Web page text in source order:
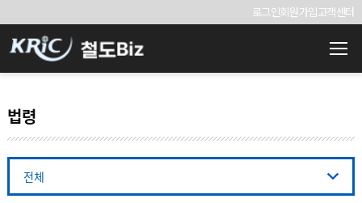
로그인회원가입고객센터
법령
전체